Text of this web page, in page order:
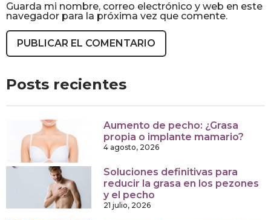
Guarda mi nombre, correo electrónico y web en este
navegador para la próxima vez que comente.
Posts recientes
Aumento de pecho: ¿Grasa
propia o implante mamario?
4 agosto, 2026
Soluciones definitivas para
reducir la grasa en los pezones
y el pecho
21 julio, 2026